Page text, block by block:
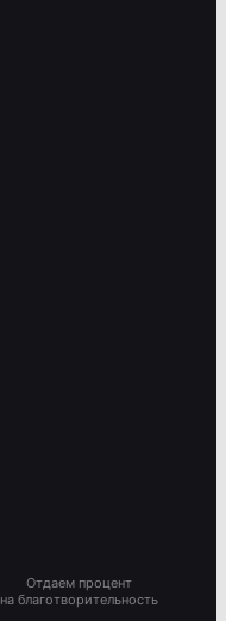
Отдаем процент
на благотворительность